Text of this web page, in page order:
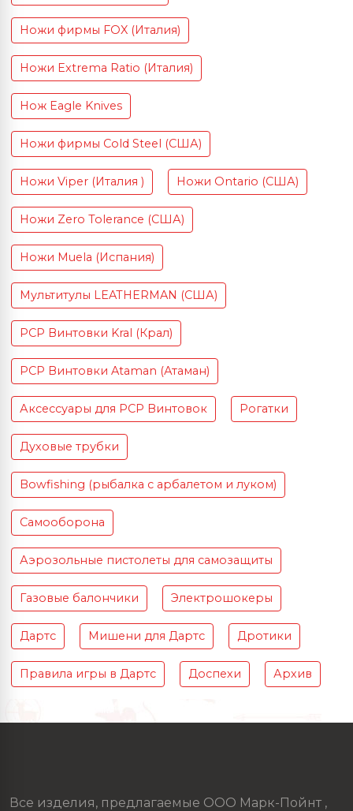
Ножи фирмы FOX (Италия)
Ножи Extrema Ratio (Италия)
Нож Eagle Knives
Ножи фирмы Cold Steel (США)
Ножи Viper (Италия ) Ножи Ontario (США)
Ножи Zero Tolerance (США)
Ножи Muela (Испания)
Мультитулы LEATHERMAN (США)
PCP Винтовки Kral (Крал)
PCP Винтовки Ataman (Атаман)
Аксессуары для PCP Винтовок Рогатки
Духовые трубки
Bowfishing (рыбалка с арбалетом и луком)
Самооборона
Аэрозольные пистолеты для самозащиты
Газовые балончики Электрошокеры
Дартс Мишени для Дартс Дротики
Правила игры в Дартс Доспехи Архив
Все изделия, предлагаемые ООО Марк-Пойнт ,